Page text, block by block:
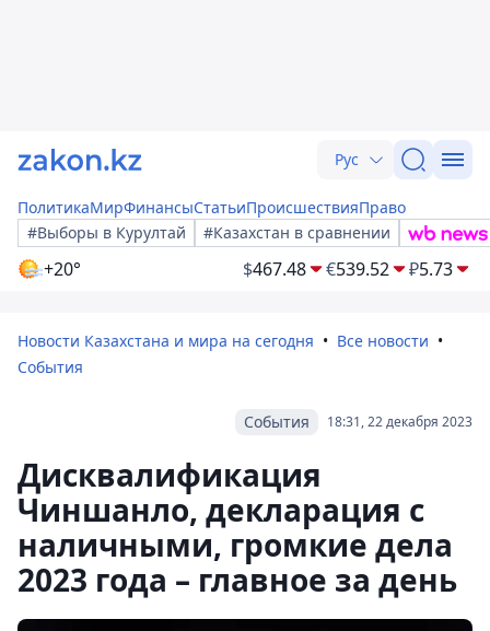
Рус
ПолитикаМирФинансыСтатьиПроисшествияПраво
#Выборы в Курултай
#Казахстан в сравнении
+20° $467.48 €539.52 ₽5.73
Новости Казахстана и мира на сегодня
Все новости
События
18:31, 22 декабря 2023
События
Дисквалификация
Чиншанло, декларация с
наличными, громкие дела
2023 года – главное за день